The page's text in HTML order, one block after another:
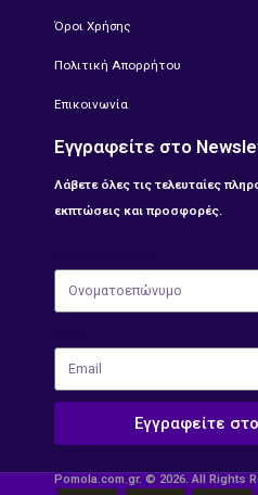
Όροι Χρήσης
Πολιτική Απορρήτου
Επικοινωνία
Εγγραφείτε στο
Λάβετε όλες τις τελευταίες
εκπτώσεις και προσφορές.
Εγγραφείτε
Pomola.com.gr. © 2026. All Rights